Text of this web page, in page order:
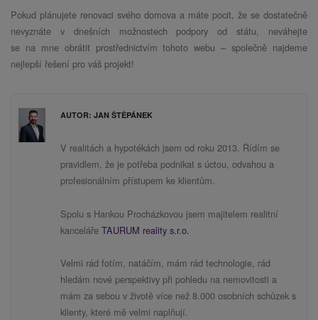
Pokud plánujete renovaci svého domova a máte pocit, že se dostatečně
nevyznáte v dnešních možnostech podpory od státu, neváhejte
se na mne obrátit prostřednictvím tohoto webu – společně najdeme
nejlepší řešení pro váš projekt!
AUTOR: JAN ŠTĚPÁNEK
V realitách a hypotékách jsem od roku 2013. Řídím se
pravidlem, že je potřeba podnikat s úctou, odvahou a
profesionálním přístupem ke klientům.
Spolu s Hankou Procházkovou jsem majitelem realitní
kancelářeTAURUM reality s.r.o.
Velmi rád fotím, natáčím, mám rád technologie, rád
hledám nové perspektivy při pohledu na nemovitosti a
mám za sebou v životě více než 8.000 osobních schůzek s
klienty, které mě velmi naplňují.